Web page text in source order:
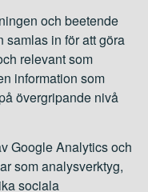
och beetende
samlas in för att göra
relevant som
information som
övergripande nivå
Google Analytics och
som analysverktyg,
sociala